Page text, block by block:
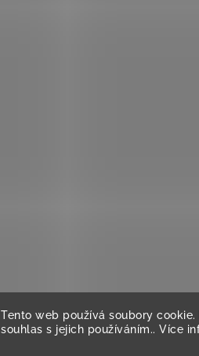
Tento web používá soubory
souhlas s jejich používáním.. Více